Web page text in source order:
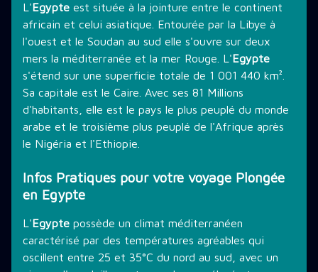
L'Egypte est située à la jointure entre le continent
africain et celui asiatique. Entourée par la Libye à
l'ouest et le Soudan au sud elle s'ouvre sur deux
mers la méditerranée et la mer Rouge. L'Egypte
s'étend sur une superficie totale de 1 001 440 km².
Sa capitale est le Caire. Avec ses 81 Millions
d'habitants, elle est le pays le plus peuplé du monde
arabe et le troisième plus peuplé de l'Afrique après
le Nigéria et l'Ethiopie.
Infos Pratiques pour votre voyage Plongée
en Egypte
L'Egypte possède un climat méditerranéen
caractérisé par des températures agréables qui
oscillent entre 25 et 35°C du nord au sud, avec un